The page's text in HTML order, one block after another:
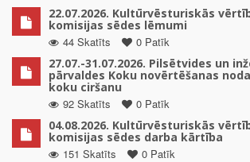
22.07.2026. Kultūrvēsturiskās
komisijas sēdes lēmumi
44 Skatīts
0 Patīk
27.07.-31.07.2026. Pilsētvides un
pārvaldes Koku novērtēšanas
koku ciršanu
92 Skatīts
0 Patīk
04.08.2026. Kultūrvēsturiskās
komisijas sēdes darba kārtība
151 Skatīts
0 Patīk